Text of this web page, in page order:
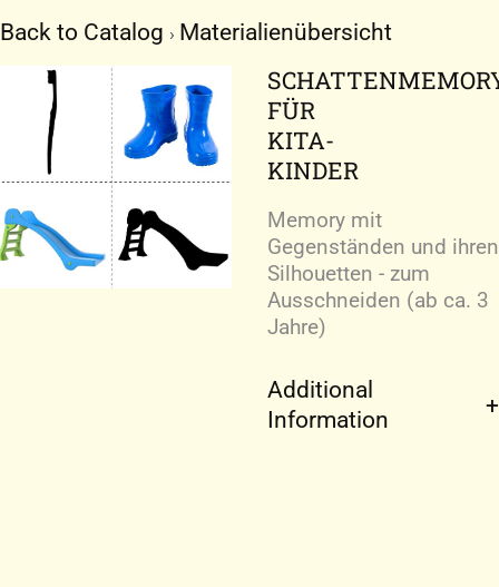
Inhalt
Back to Catalog Materialienübersicht
FÜR
KITA-
KINDER
Memory mit
Gegenständen und ihren
Silhouetten - zum
Ausschneiden (ab ca. 3
Jahre)
Additional
Information